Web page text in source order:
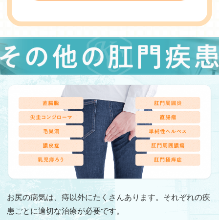
お尻の病気は、痔以外にたくさんあります。それぞれの疾
患ごとに適切な治療が必要です。